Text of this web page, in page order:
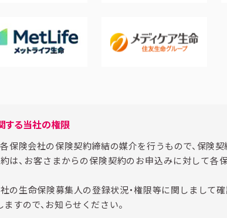
する当社の権限
保険会社の保険契約締結の媒介を行うもので、保険
約は、お客さまからの保険契約のお申込みに対して
の生命保険募集人の登録状況・権限等に関しまして
すので、お知らせください。